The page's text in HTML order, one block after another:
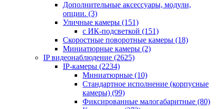
Дополнительные аксессуары, модули,
опции. (3)
Уличные камеры (151)
с ИК-подсветкой (151)
Скоростные поворотные камеры (18)
Миниатюрные камеры (2)
IP видеонаблюдение (2625)
IP-камеры (2234)
Миниатюрные (10)
Стандартное исполнение (корпусные
камеры) (99)
Фиксированные малогабаритные (80)